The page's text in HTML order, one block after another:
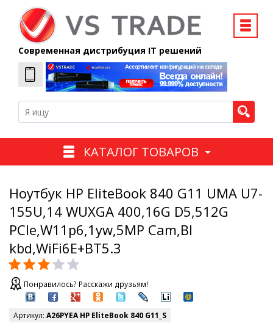
Современная дистрибуция IT решений
КАТАЛОГ ТОВАРОВ
Ноутбук HP EliteBook 840 G11 UMA U7-
155U,14 WUXGA 400,16G D5,512G
PCIe,W11p6,1yw,5MP Cam,Bl
kbd,WiFi6E+BT5.3
Понравилось? Расскажи друзьям!
Артикул: A26PYEA HP EliteBook 840 G11_S